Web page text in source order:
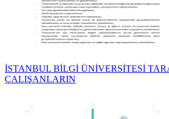
İSTANBUL BİLGİ ÜNİVERSİTESİ
ÇALIŞANLARIN